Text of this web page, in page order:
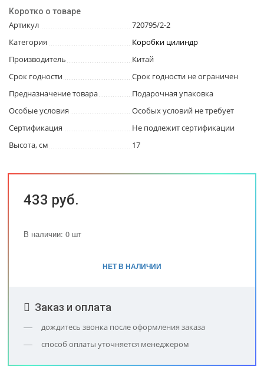
Коротко о товаре
Артикул
720795/2-2
Категория
Коробки цилиндр
Производитель
Китай
Срок годности
Срок годности не ограничен
Предназначение товара
Подарочная упаковка
Особые условия
Особых условий не требует
Сертификация
Не подлежит сертификации
Высота, см
17
433 руб.
В наличии: 0 шт
НЕТ В НАЛИЧИИ
Заказ и оплата
дождитесь звонка после оформления заказа
способ оплаты уточняется менеджером